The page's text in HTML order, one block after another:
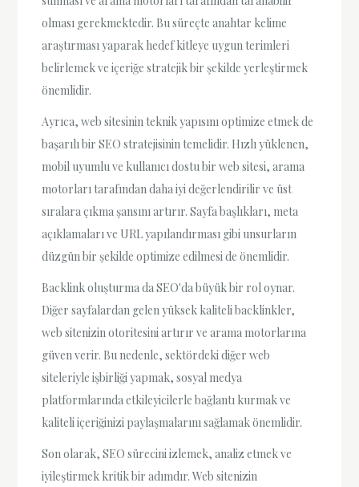
olması gerekmektedir. Bu süreçte anahtar kelime
araştırması yaparak hedef kitleye uygun terimleri
belirlemek ve içeriğe stratejik bir şekilde yerleştirmek
önemlidir.
Ayrıca, web sitesinin teknik yapısını optimize etmek de
başarılı bir SEO stratejisinin temelidir. Hızlı yüklenen,
mobil uyumlu ve kullanıcı dostu bir web sitesi, arama
motorları tarafından daha iyi değerlendirilir ve üst
sıralara çıkma şansını artırır. Sayfa başlıkları, meta
açıklamaları ve URL yapılandırması gibi unsurların
düzgün bir şekilde optimize edilmesi de önemlidir.
Backlink oluşturma da SEO'da büyük bir rol oynar.
Diğer sayfalardan gelen yüksek kaliteli backlinkler,
web sitenizin otoritesini artırır ve arama motorlarına
güven verir. Bu nedenle, sektördeki diğer web
siteleriyle işbirliği yapmak, sosyal medya
platformlarında etkileyicilerle bağlantı kurmak ve
kaliteli içeriğinizi paylaşmalarını sağlamak önemlidir.
Son olarak, SEO sürecini izlemek, analiz etmek ve
iyileştirmek kritik bir adımdır. Web sitenizin